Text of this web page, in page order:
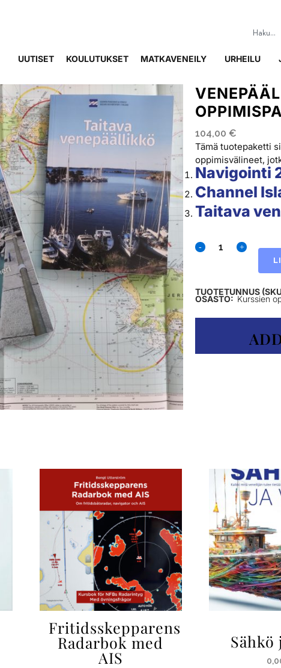
UUTISET KOULUTUKSET MATKAVENEILY URHEILU
104,00 €
Tämä tuotepaketti
oppimisvälineet,
Navigointi
Channel
Taitava
TUOTETUNNUS
OSASTO: Kurssien
Fritidsskepparens
Radarbok med
AIS
Sähkö